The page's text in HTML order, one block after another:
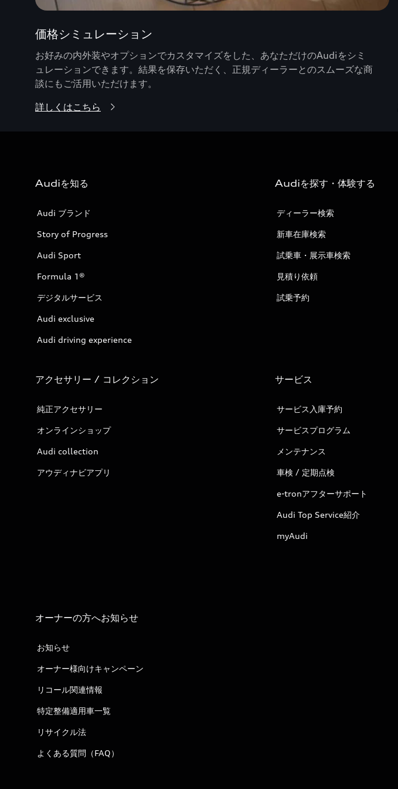
価格シミュレーション
お好みの内外装やオプションでカスタマイズをした、あなただけのAudiをシミ
ュレーションできます。結果を保存いただく、正規ディーラーとのスムーズな商
談にもご活用いただけます。
詳しくはこちら
Audiを知る
Audi ブランド
Story of Progress
Audi Sport
Formula 1®
デジタルサービス
Audi exclusive
Audi driving experience
Audiを探す・体験する
ディーラー検索
新車在庫検索
試乗車・展示車検索
見積り依頼
試乗予約
アクセサリー / コレクション
純正アクセサリー
オンラインショップ
Audi collection
アウディナビアプリ
サービス
サービス入庫予約
サービスプログラム
メンテナンス
車検 / 定期点検
e-tronアフターサポート
Audi Top Service紹介
myAudi
オーナーの方へお知らせ
お知らせ
オーナー様向けキャンペーン
リコール関連情報
特定整備適用車一覧
リサイクル法
よくある質問（FAQ）